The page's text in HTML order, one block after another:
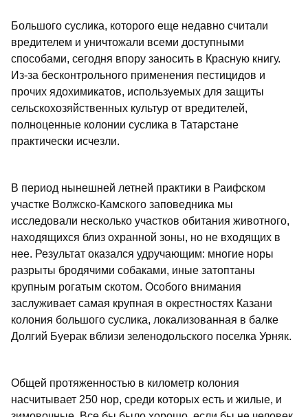
Большого суслика, которого еще недавно считали
вредителем и уничтожали всеми доступными
способами, сегодня впору заносить в Красную книгу.
Из-за бесконтрольного применения пестицидов и
прочих ядохимикатов, используемых для защиты
сельскохозяйственных культур от вредителей,
полноценные колонии суслика в Татарстане
практически исчезли.
В период нынешней летней практики в Раифском
участке Волжско-Камского заповедника мы
исследовали несколько участков обитания животного,
находящихся близ охранной зоны, но не входящих в
нее. Результат оказался удручающим: многие норы
разрыты бродячими собаками, иные затоптаны
крупным рогатым скотом. Особого внимания
заслуживает самая крупная в окрестностях Казани
колония большого суслика, локализованная в балке
Долгий Буерак вблизи зеленодольского поселка Урняк.
Общей протяженностью в километр колония
насчитывает 250 нор, среди которых есть и жилые, и